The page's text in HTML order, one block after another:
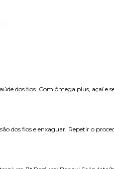
dos fios. Com ômega plus, açaí
fios e enxaguar. Repetir o